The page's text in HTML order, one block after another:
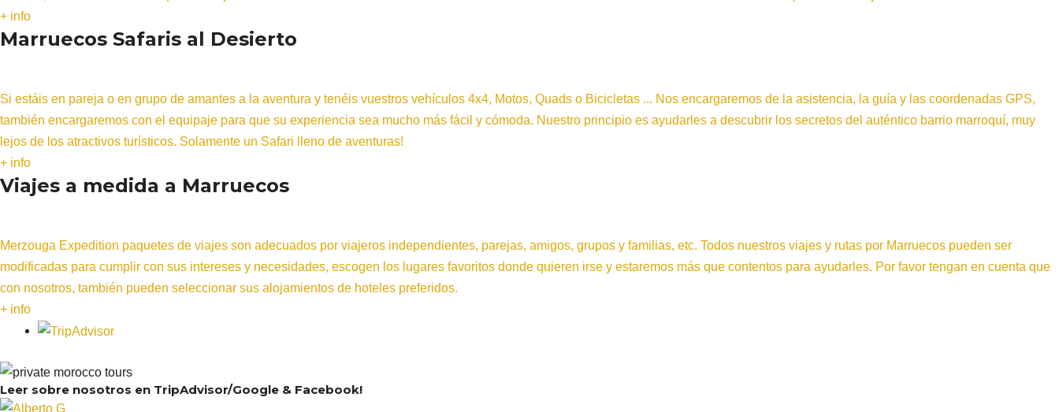
+ info
Marruecos Safaris al Desierto
Si estáis en pareja o en grupo de amantes a la aventura y tenéis vuestros vehículos 4x4, Motos, Quads o Bicicletas ... Nos encargaremos de la asistencia, la guía y las coordenadas GPS,
también encargaremos con el equipaje para que su experiencia sea mucho más fácil y cómoda. Nuestro principio es ayudarles a descubrir los secretos del auténtico barrio marroquí, muy
lejos de los atractivos turísticos. Solamente un Safari lleno de aventuras!
+ info
Viajes a medida a Marruecos
Merzouga Expedition paquetes de viajes son adecuados por viajeros independientes, parejas, amigos, grupos y familias, etc. Todos nuestros viajes y rutas por Marruecos pueden ser
modificadas para cumplir con sus intereses y necesidades, escogen los lugares favoritos donde quieren irse y estaremos más que contentos para ayudarles. Por favor tengan en cuenta que
con nosotros, también pueden seleccionar sus alojamientos de hoteles preferidos.
+ info
Leer sobre nosotros en TripAdvisor/Google & Facebook!